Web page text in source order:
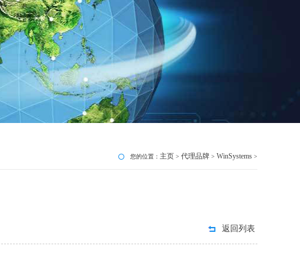
您的位置： 主页 > 代理品牌 > WinSystems >
返回列表